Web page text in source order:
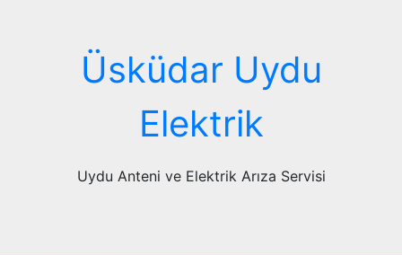
Üsküdar Uydu
Elektrik
Uydu Anteni ve Elektrik Arıza Servisi